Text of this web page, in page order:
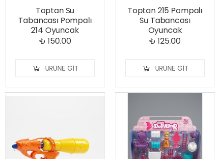
Toptan Su
Tabancası Pompalı
214 Oyuncak
₺ 150.00
ÜRÜNE GIT
Toptan 215 Pompalı
Su Tabancası
Oyuncak
₺ 125.00
ÜRÜNE GIT